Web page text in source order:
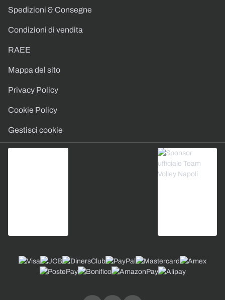
Spedizioni & Consegne
Condizioni di vendita
RAEE
Mappa del sito
Privacy Policy
Cookie Policy
Gestisci cookie